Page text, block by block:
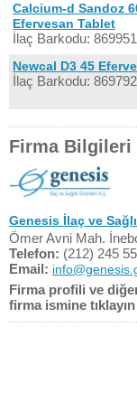
Calcium-d Sandoz
Efervesan Tablet
İlaç Barkodu:
Newcal D3 45
İlaç Barkodu:
Firma Bilgileri
Genesis İlaç ve
Ömer Avni Mah.
Telefon: (212) 245
Email:
Firma profili ve
firma ismine tıklayın